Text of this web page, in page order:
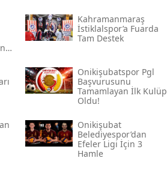
Kahramanmaraş
İstiklalspor’a Fuarda
Tam Destek
Onikişubatspor Pgl
Başvurusunu
Tamamlayan İlk Kulüp
Oldu!
Onikişubat
Belediyespor’dan
Efeler Ligi İçin 3
Hamle